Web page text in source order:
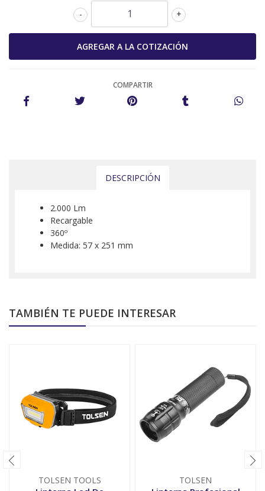
+
-
COMPARTIR
DESCRIPCIÓN
2.000 Lm
Recargable
360º
Medida: 57 x 251 mm
TAMBIÉN TE PUEDE INTERESAR
TOLSEN TOOLS TOLSEN